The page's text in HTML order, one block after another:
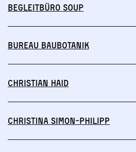
Begleitbüro SOUP
BUREAU BAUBOTANIK
Christian Haid
Christina Simon-Philipp